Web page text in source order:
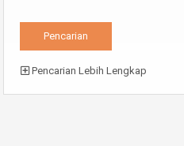
Pencarian Lebih Lengkap